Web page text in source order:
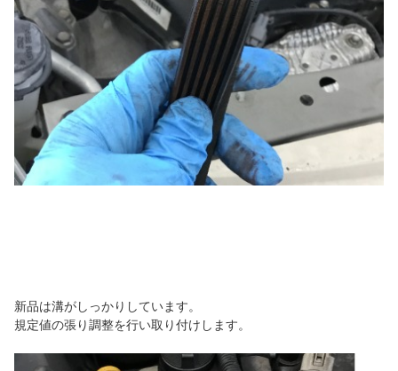
新品は溝がしっかりしています。
規定値の張り調整を行い取り付けします。